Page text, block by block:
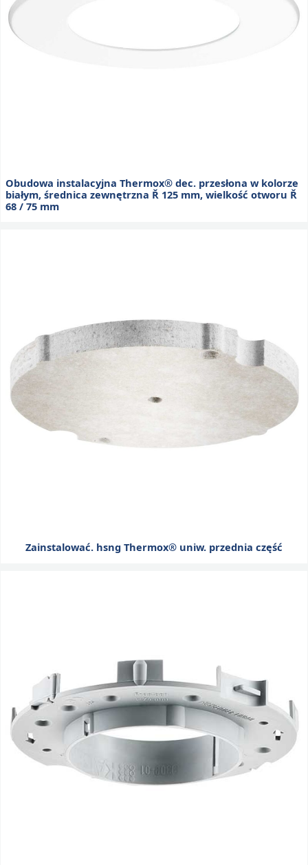
Obudowa instalacyjna Thermox® dec. przesłona w kolorze
białym, średnica zewnętrzna Ř 125 mm, wielkość otworu Ř
68 / 75 mm
Zainstalować. hsng Thermox® uniw. przednia część